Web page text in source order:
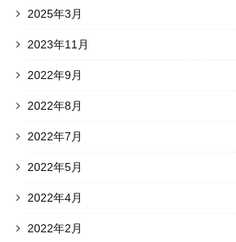
2025年3月
2023年11月
2022年9月
2022年8月
2022年7月
2022年5月
2022年4月
2022年2月